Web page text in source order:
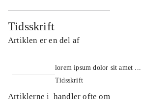
Tidsskrift
Artiklen er en del af
lorem ipsum dolor sit amet ...
Tidsskrift
Artiklerne i handler ofte om